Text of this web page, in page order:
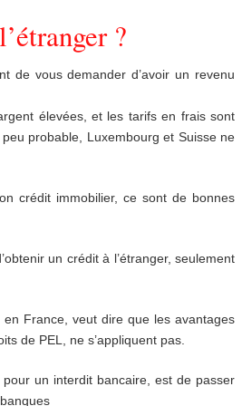
?
de vous demander d’avoir un revenu
élevées, et les tarifs en frais sont
probable, Luxembourg et Suisse ne
crédit immobilier, ce sont de bonnes
un crédit à l’étranger, seulement
France, veut dire que les avantages
de PEL, ne s’appliquent pas.
un interdit bancaire, est de passer